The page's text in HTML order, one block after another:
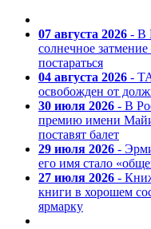
07 августа 2026 - В
солнечное
постараться
04 августа 2026 -
освобожден от
30 июля 2026 - В
премию имени Майи
поставят балет
29 июля 2026 -
его имя стало
27 июля 2026 -
книги в хорошем
ярмарку